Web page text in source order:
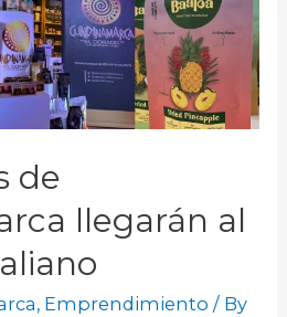
de
llegarán al
, Emprendimiento / By